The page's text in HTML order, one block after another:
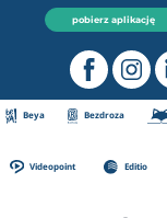
pobierz aplikację
Beya Bezdroza
Videopoint Editio